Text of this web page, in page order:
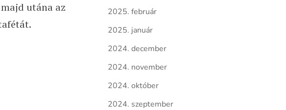
utána az
2025. február
2025. január
2024. december
2024. november
2024. október
2024. szeptember